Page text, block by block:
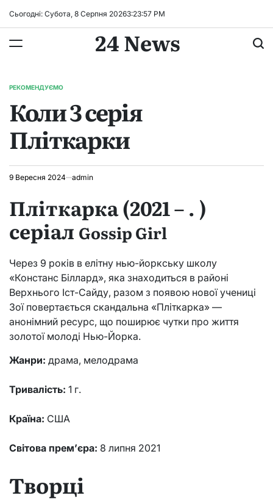
Сьогодні: Субота, 8 Серпня 20263:23:58 PM
24 News
ОПУБЛІКУВАТИ
РЕКОМЕНДУЄМО
Коли 3 серія
Пліткарки
9 Вересня 2024 admin
Пліткарка (2021 – . )
серіал Gossip Girl
Через 9 років в елітну нью-йоркську школу
«Констанс Біллард», яка знаходиться в районі
Верхнього Іст-Сайду, разом з появою нової учениці
Зої повертається скандальна «Пліткарка» —
анонімний ресурс, що поширює чутки про життя
золотої молоді Нью-Йорка.
Жанри: драма, мелодрама
Тривалість: 1 г.
Країна: США
Світова прем’єра: 8 липня 2021
Творці